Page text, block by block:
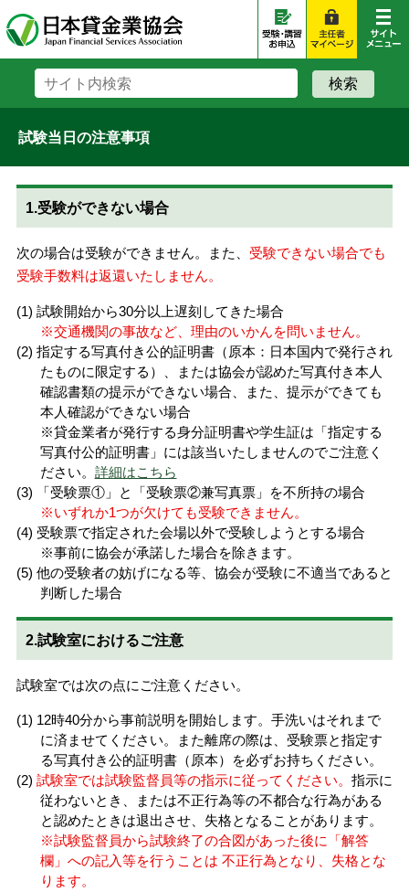
試験当日の注意事項
1.受験ができない場合
次の場合は受験ができません。また、 受験できない場合でも
受験手数料は返還いたしません。
試験開始から30分以上遅刻してきた場合
※交通機関の事故など、理由のいかんを問いません。
指定する写真付き公的証明書（原本：日本国内で発行され
たものに限定する）、または協会が認めた写真付き本人
確認書類の提示ができない場合、また、提示ができても
本人確認ができない場合
※貸金業者が発行する身分証明書や学生証は「指定する
写真付公的証明書」には該当いたしませんのでご注意く
ださい。 詳細はこちら
「受験票①」と「受験票②兼写真票」を不所持の場合
※いずれか1つが欠けても受験できません。
受験票で指定された会場以外で受験しようとする場合
※事前に協会が承諾した場合を除きます。
他の受験者の妨げになる等、協会が受験に不適当であると
判断した場合
2.試験室におけるご注意
試験室では次の点にご注意ください。
12時40分から事前説明を開始します。手洗いはそれまで
に済ませてください。また離席の際は、受験票と指定す
る写真付き公的証明書（原本）を必ずお持ちください。
試験室では試験監督員等の指示に従ってください。 指示に
従わないとき、または不正行為等の不都合な行為がある
と認めたときは退出させ、失格となることがあります。
※試験監督員から試験終了の合図があった後に「解答
欄」への記入等を行うことは 不正行為となり、失格とな
ります。